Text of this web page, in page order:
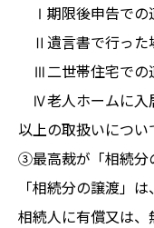
Ⅰ期限後申告での
Ⅱ遺言書で行った
Ⅲ二世帯住宅での
Ⅳ老人ホームに入
以上の取扱いについ
③最高裁が「相続分
「相続分の譲渡」
相続人に有償又は